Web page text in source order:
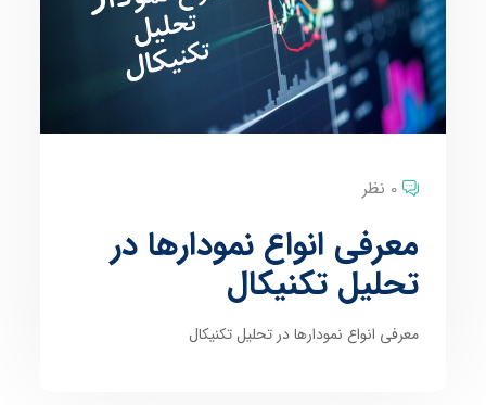
0 نظر
معرفی انواع نمودارها در
تحلیل تکنیکال
معرفی انواع نمودارها در تحلیل تکنیکال